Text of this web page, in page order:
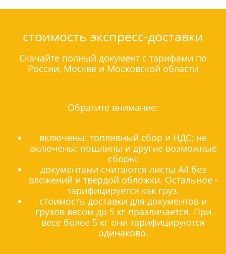
стоимость экспресс-доставки
Скачайте полный документ с тарифами по
России, Москве и Московской области
Обратите внимание:
включены: топливный сбор и НДС; не
включены: пошлины и другие возможные
сборы;
документами считаются листы А4 без
вложений и твердой обложки. Остальное -
тарифицируется как груз.
стоимость доставки для документов и
грузов весом до 5 кг празличается. При
весе более 5 кг они тарифицируются
одинаково.